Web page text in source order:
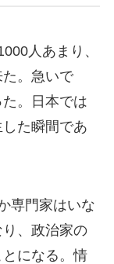
人あまり、
。急いで
た。日本では
た瞬間であ
専門家はいな
、政治家の
になる。情